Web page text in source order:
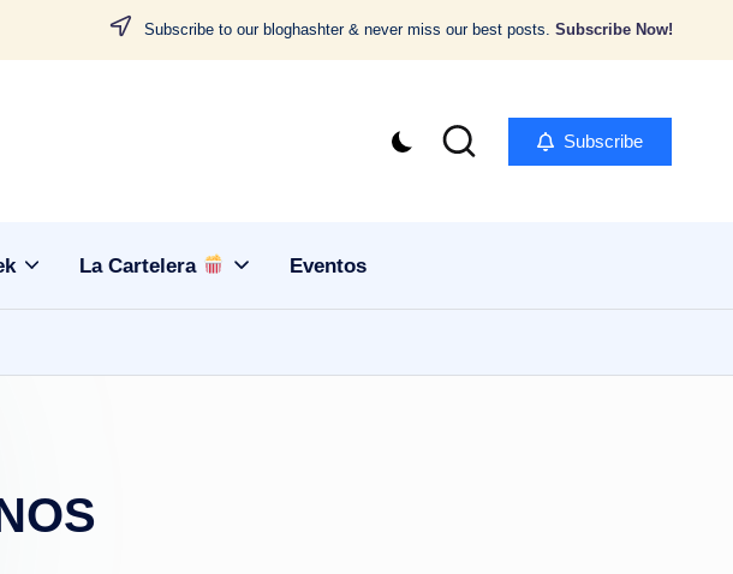
Subscribe to our bloghashter & never miss our best posts. Subscribe Now!
Subscribe
La Cartelera Eventos